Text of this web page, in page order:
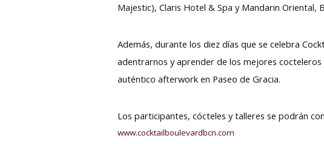
Majestic), Claris Hotel & Spa y Mandarin Oriental,
Además, durante los diez días que se celebra
adentrarnos y aprender de los mejores
auténtico afterwork en Paseo de Gracia.
Los participantes, cócteles y talleres se podrán
www.cocktailboulevardbcn.com